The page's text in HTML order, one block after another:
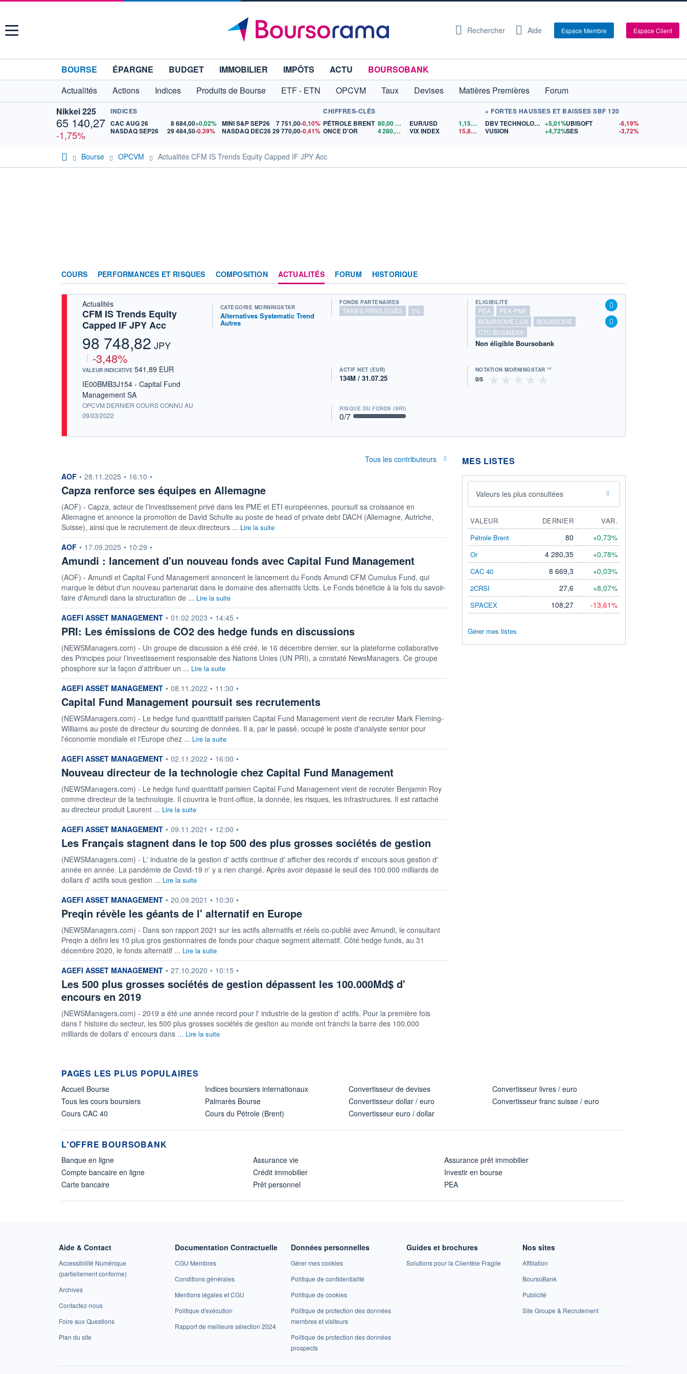
Menu Rechercher Aide Espace Membre Espace Client
BOURSE ÉPARGNE BUDGET IMMOBILIER IMPÔTS ACTU
BOURSOBANK
Actualités
Actions Indices Produits de Bourse ETF - ETN OPCVM Taux Devises Matières Premières
Forum
Nikkei 225
65 140,27
-1,75%
INDICES
CAC AUG 26
8 684,00+0,02%
NASDAQ SEP26
29 484,50-0,39%
MINI S&P SEP26 7 751,00-0,10%
NASDAQ DEC2629 770,00-0,41%
CHIFFRES-CLÉS
PÉTROLE BRENT 80,00
ONCE D'OR
4 280,35 $US
EUR/USD 1,1555
$US
VIX INDEX
15,81$US
+ FORTES HAUSSES ET BAISSES SBF 120
DBV TECHNOLOGIES +5,01%
VUSION
+4,72%
UBISOFT
-6,19%
SES
-3,72%
Bourse OPCVM Actualités CFM IS Trends Equity Capped IF JPY Acc
COURS PERFORMANCES ET RISQUES COMPOSITION ACTUALITÉS FORUM HISTORIQUE
Actualités
CFM IS Trends Equity
Capped IF JPY Acc
98 748,82 JPY
-3,48%
VALEUR INDICATIVE 541,89 EUR
IE00BMB3J154 - Capital Fund
Management SA
OPCVM DERNIER COURS CONNU AU
09/03/2022
CATÉGORIE MORNINGSTAR
Alternatives Systematic Trend
Autres
FONDS PARTENAIRES
TARIFS PRIVILÉGIÉS 0%
ÉLIGIBILITÉ
PEA
PEA-PME
BOURSOVIE LUX
BOURSOVIE
CTO BUSINESS
Non éligible Boursobank
ACTIF NET (EUR)
134M / 31.07.25
NOTATION MORNINGSTAR ⁽¹⁾
RISQUE DU FONDS (SRI)
0/7
Tous les contributeurs
information fournie par
AOF • 28.11.2025 • 16:10 •
Capza renforce ses équipes en Allemagne
(AOF) - Capza, acteur de l’investissement privé dans les PME et ETI européennes, poursuit sa croissance en
Allemagne et annonce la promotion de David Schulte au poste de head of private debt DACH (Allemagne, Autriche,
Suisse), ainsi que le recrutement de deux directeurs ... Lire la suite
information fournie par
AOF • 17.09.2025 • 10:29 •
Amundi : lancement d'un nouveau fonds avec Capital Fund Management
(AOF) - Amundi et Capital Fund Management annoncent le lancement du Fonds Amundi CFM Cumulus Fund, qui
marque le début d'un nouveau partenariat dans le domaine des alternatifs Ucits. Le Fonds bénéficie à la fois du savoir-
faire d'Amundi dans la structuration de ... Lire la suite
information fournie par
AGEFI ASSET MANAGEMENT • 01.02.2023 • 14:45 •
PRI: Les émissions de CO2 des hedge funds en discussions
(NEWSManagers.com) - Un groupe de discussion a été créé, le 16 décembre dernier, sur la plateforme collaborative
des Principes pour l’investissement responsable des Nations Unies (UN PRI), a constaté NewsManagers. Ce groupe
phosphore sur la façon d’attribuer un ... Lire la suite
information fournie par
AGEFI ASSET MANAGEMENT • 08.11.2022 • 11:30 •
Capital Fund Management poursuit ses recrutements
(NEWSManagers.com) - Le hedge fund quantitatif parisien Capital Fund Management vient de recruter Mark Fleming-
Williams au poste de directeur du sourcing de données. Il a, par le passé, occupé le poste d'analyste senior pour
l'économie mondiale et l'Europe chez ... Lire la suite
information fournie par
AGEFI ASSET MANAGEMENT • 02.11.2022 • 16:00 •
Nouveau directeur de la technologie chez Capital Fund Management
(NEWSManagers.com) - Le hedge fund quantitatif parisien Capital Fund Management vient de recruter Benjamin Roy
comme directeur de la technologie. Il couvrira le front-office, la donnée, les risques, les infrastructures. Il est rattaché
au directeur produit Laurent ... Lire la suite
information fournie par
AGEFI ASSET MANAGEMENT • 09.11.2021 • 12:00 •
Les Français stagnent dans le top 500 des plus grosses sociétés de gestion
(NEWSManagers.com) - L' industrie de la gestion d' actifs continue d' afficher des records d' encours sous gestion d'
année en année. La pandémie de Covid-19 n' y a rien changé. Après avoir dépassé le seuil des 100.000 milliards de
dollars d' actifs sous gestion ... Lire la suite
information fournie par
AGEFI ASSET MANAGEMENT • 20.09.2021 • 10:30 •
Preqin révèle les géants de l' alternatif en Europe
(NEWSManagers.com) - Dans son rapport 2021 sur les actifs alternatifs et réels co-publié avec Amundi, le consultant
Preqin a défini les 10 plus gros gestionnaires de fonds pour chaque segment alternatif. Côté hedge funds, au 31
décembre 2020, le fonds alternatif ... Lire la suite
information fournie par
AGEFI ASSET MANAGEMENT • 27.10.2020 • 10:15 •
Les 500 plus grosses sociétés de gestion dépassent les 100.000Md$ d'
encours en 2019
(NEWSManagers.com) - 2019 a été une année record pour l' industrie de la gestion d' actifs. Pour la première fois
dans l' histoire du secteur, les 500 plus grosses sociétés de gestion au monde ont franchi la barre des 100.000
milliards de dollars d' encours dans ... Lire la suite
MES LISTES
Valeurs les plus consultées
VALEUR DERNIER
VAR.
Pétrole Brent
80 +0,73%
Or 4 280,35 +0,78%
CAC 40 8 669,3 +0,03%
2CRSI 27,6 +8,07%
SPACEX 108,27 -13,61%
Gérer mes listes
PAGES LES PLUS POPULAIRES
Accueil Bourse
Tous les cours boursiers
Cours CAC 40
Indices boursiers internationaux
Palmarès Bourse
Cours du Pétrole (Brent)
Convertisseur de devises
Convertisseur dollar / euro
Convertisseur euro / dollar
Convertisseur livres / euro
Convertisseur franc suisse / euro
L'OFFRE BOURSOBANK
Banque en ligne
Compte bancaire en ligne
Carte bancaire
Assurance vie
Crédit immobilier
Prêt personnel
Assurance prêt immobilier
Investir en bourse
PEA
Aide & Contact
Accessibilité Numérique
(partiellement conforme)
Archives
Contactez-nous
Foire aux Questions
Plan du site
Documentation Contractuelle
CGU Membres
Conditions générales
Mentions légales et CGU
Politique d'exécution
Rapport de meilleure sélection 2024
Données personnelles
Gérer mes cookies
Politique de confidentialité
Politique de cookies
Politique de protection des données
membres et visiteurs
Politique de protection des données
prospects
Guides et brochures
Solutions pour la Clientèle Fragile
Nos sites
Affiliation
BoursoBank
Publicité
Site Groupe & Recrutement